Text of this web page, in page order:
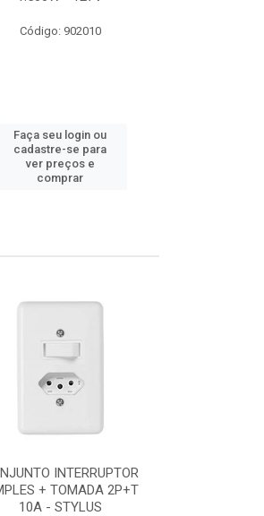
Código: 902010
Faça seu login ou
cadastre-se para
ver preços e
comprar
INTERRUPTOR
+ TOMADA 2P+T
10A - STYLUS